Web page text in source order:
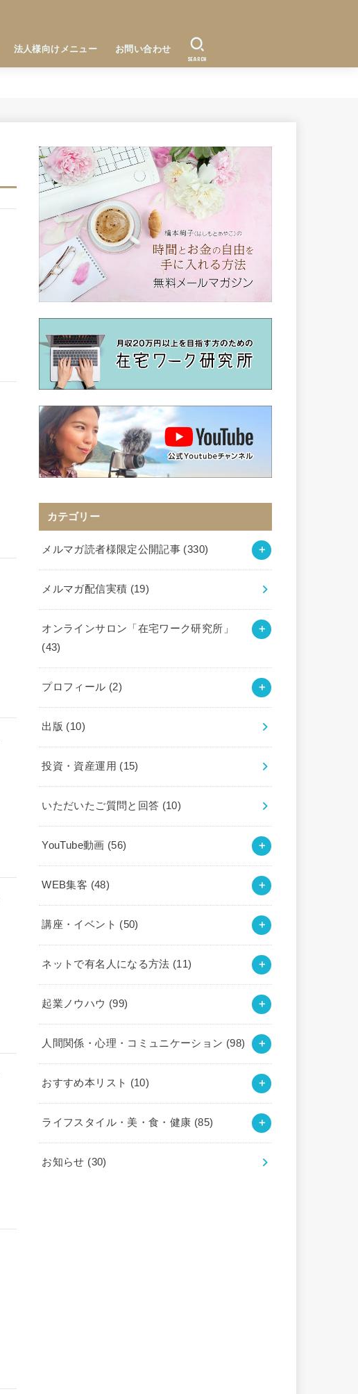
法人様向けメニュー お問い合わせ
SEARCH
カテゴリー
メルマガ読者様限定公開記事 (330)
メルマガ配信実積 (19)
オンラインサロン「在宅ワーク研究所」
(43)
プロフィール (2)
出版 (10)
投資・資産運用 (15)
いただいたご質問と回答 (10)
YouTube動画 (56)
WEB集客 (48)
講座・イベント (50)
ネットで有名人になる方法 (11)
起業ノウハウ (99)
人間関係・心理・コミュニケーション (98)
おすすめ本リスト (10)
ライフスタイル・美・食・健康 (85)
お知らせ (30)